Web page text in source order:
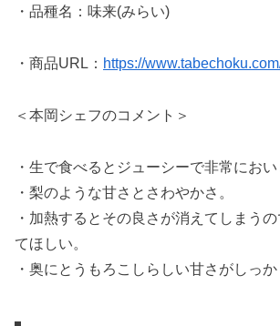
・品種名：味来(みらい)
・商品URL： https://
＜本岡シェフのコメント＞
・生で食べるとジューシーで非常におい
・梨のような甘さとさわやかさ。
・加熱するとその良さが消えてしまう
てほしい。
・奥にとうもろこしらしい甘さがしっか